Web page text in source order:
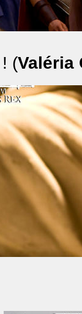
(Valéria